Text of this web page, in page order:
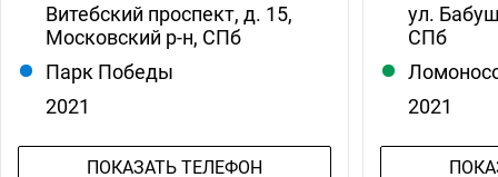
Витебский проспект, д. 15,
Московский р-н, СПб
Парк Победы
2021
ПОКАЗАТЬ ТЕЛЕФОН
ул.
СПб
2021